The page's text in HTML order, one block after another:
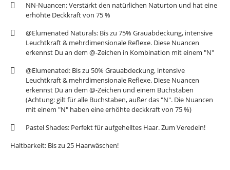
NN-Nuancen: Verstärkt den natürlichen Naturton und hat eine
erhöhte Deckkraft von 75 %
@Elumenated Naturals: Bis zu 75% Grauabdeckung, intensive
Leuchtkraft & mehrdimensionale Reflexe. Diese Nuancen
erkennst Du an dem @-Zeichen in Kombination mit einem "N"
@Elumenated: Bis zu 50% Grauabdeckung, intensive
Leuchtkraft & mehrdimensionale Reflexe. Diese Nuancen
erkennst Du an dem @-Zeichen und einem Buchstaben
(Achtung: gilt für alle Buchstaben, außer das "N". Die Nuancen
mit einem "N" haben eine erhöhte deckkraft von 75 %)
Pastel Shades: Perfekt für aufgehelltes Haar. Zum Veredeln!
Haltbarkeit: Bis zu 25 Haarwäschen!